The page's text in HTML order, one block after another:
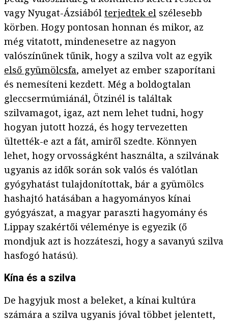
vagy Nyugat-Ázsiából terjedtek el szélesebb
körben. Hogy pontosan honnan és mikor, az
még vitatott, mindenesetre az nagyon
valószínűnek tűnik, hogy a szilva volt az egyik
első gyümölcsfa, amelyet az ember szaporítani
és nemesíteni kezdett. Még a boldogtalan
gleccsermúmiánál, Ötzinél is találtak
szilvamagot, igaz, azt nem lehet tudni, hogy
hogyan jutott hozzá, és hogy tervezetten
ültették-e azt a fát, amiről szedte. Könnyen
lehet, hogy orvosságként használta, a szilvának
ugyanis az idők során sok valós és valótlan
gyógyhatást tulajdonítottak, bár a gyümölcs
hashajtó hatásában a hagyományos kínai
gyógyászat, a magyar paraszti hagyomány és
Lippay szakértői véleménye is egyezik (ő
mondjuk azt is hozzáteszi, hogy a savanyú szilva
hasfogó hatású).
Kína és a szilva
De hagyjuk most a beleket, a kínai kultúra
számára a szilva ugyanis jóval többet jelentett,